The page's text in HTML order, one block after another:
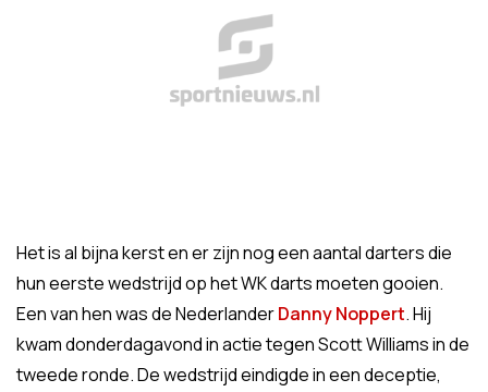
Het is al bijna kerst en er zijn nog een aantal darters die
hun eerste wedstrijd op het WK darts moeten gooien.
Een van hen was de NederlanderDanny Noppert. Hij
kwam donderdagavond in actie tegen Scott Williams in de
tweede ronde. De wedstrijd eindigde in een deceptie,